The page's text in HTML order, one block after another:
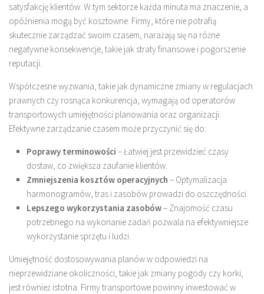
satysfakcję klientów. W tym sektorze każda minuta ma znaczenie, a
opóźnienia mogą być kosztowne. Firmy, które nie potrafią
skutecznie zarządzać swoim czasem, narażają się na różne
negatywne konsekwencje, takie jak straty finansowe i pogorszenie
reputacji.
Współczesne wyzwania, takie jak dynamiczne zmiany w regulacjach
prawnych czy rosnąca konkurencja, wymagają od operatorów
transportowych umiejętności planowania oraz organizacji.
Efektywne zarządzanie czasem może przyczynić się do:
Poprawy terminowości – Łatwiej jest przewidzieć czasy
dostaw, co zwiększa zaufanie klientów.
Zmniejszenia kosztów operacyjnych – Optymalizacja
harmonogramów, tras i zasobów prowadzi do oszczędności.
Lepszego wykorzystania zasobów– Znajomość czasu
potrzebnego na wykonanie zadań pozwala na efektywniejsze
wykorzystanie sprzętu i ludzi.
Umiejętność dostosowywania planów w odpowiedzi na
nieprzewidziane okoliczności, takie jak zmiany pogody czy korki,
jest również istotna. Firmy transportowe powinny inwestować w